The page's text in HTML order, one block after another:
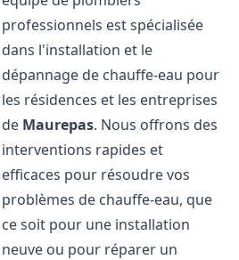
professionnels est spécialisée
dans l'installation et le
dépannage de chauffe-eau pour
les résidences et les entreprises
de Maurepas. Nous offrons des
interventions rapides et
efficaces pour résoudre vos
problèmes de chauffe-eau, que
ce soit pour une installation
neuve ou pour réparer un